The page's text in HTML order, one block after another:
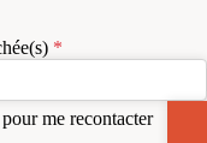
me recontacter